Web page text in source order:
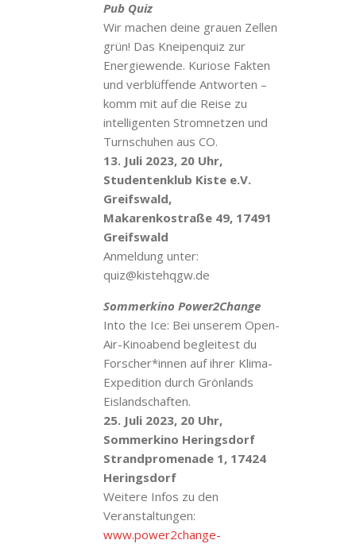
Pub Quiz
Wir machen deine grauen Zellen
grün! Das Kneipenquiz zur
Energiewende. Kuriose Fakten
und verblüffende Antworten –
komm mit auf die Reise zu
intelligenten Stromnetzen und
Turnschuhen aus CO.
13. Juli 2023, 20 Uhr,
Studentenklub Kiste e.V.
Greifswald,
Makarenkostraße 49, 17491
Greifswald
Anmeldung unter:
quiz@kistehqgw.de
Sommerkino Power2Change
Into the Ice: Bei unserem Open-
Air-Kinoabend begleitest du
Forscher*innen auf ihrer Klima-
Expedition durch Grönlands
Eislandschaften.
25. Juli 2023, 20 Uhr,
Sommerkino Heringsdorf
Strandpromenade 1, 17424
Heringsdorf
Weitere Infos zu den
Veranstaltungen:
www.power2change-